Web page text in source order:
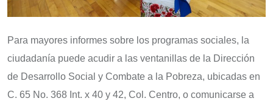
Para mayores informes sobre los programas sociales, la
ciudadanía puede acudir a las ventanillas de la Dirección
de Desarrollo Social y Combate a la Pobreza, ubicadas en
C. 65 No. 368 Int. x 40 y 42, Col. Centro, o comunicarse a